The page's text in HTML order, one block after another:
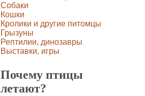
Собаки
Кошки
Кролики и другие питомцы
Грызуны
Рептилии, динозавры
Выставки, игры
Почему птицы
летают?